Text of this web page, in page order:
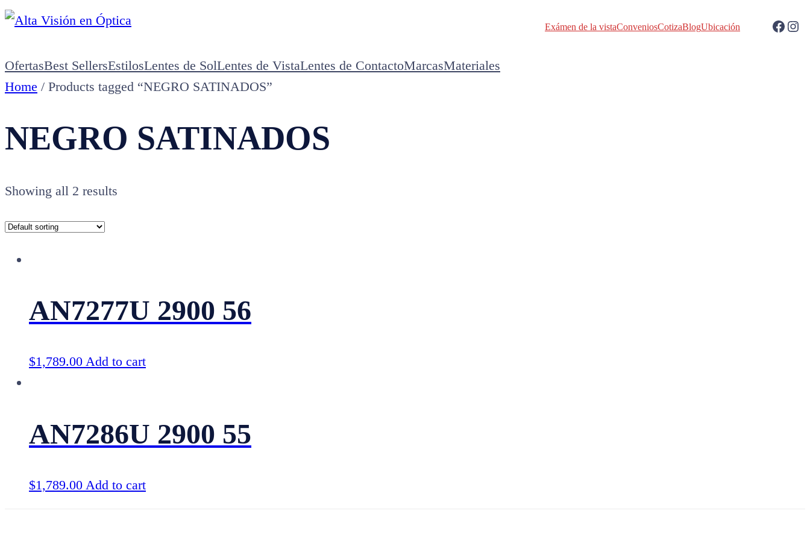
Saltar
contenido
Exámen de la vistaConveniosCotizaBlogUbicación Facebook Instagram
OfertasBest SellersEstilosLentes de SolLentes de VistaLentes de ContactoMarcasMateriales
Home / Products tagged “NEGRO SATINADOS”
NEGRO SATINADOS
Showing all 2 results
AN7277U 2900 56
$1,789.00 Add to cart
AN7286U 2900 55
$1,789.00 Add to cart